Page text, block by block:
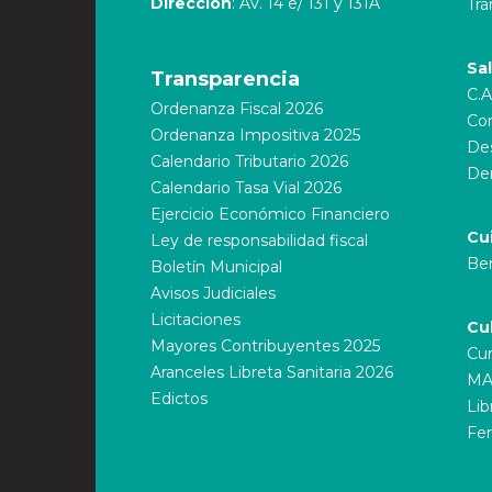
Transparencia
Ordenanza Fiscal 2026
Ordenanza Impositiva 2025
Calendario Tributario 2026
Calendario Tasa Vial 2026
Ejercicio Económico Financiero
Ley de responsabilidad fiscal
Boletín Municipal
Avisos Judiciales
Licitaciones
Mayores Contribuyentes 2025
Aranceles Libreta Sanitaria 2026
Edictos